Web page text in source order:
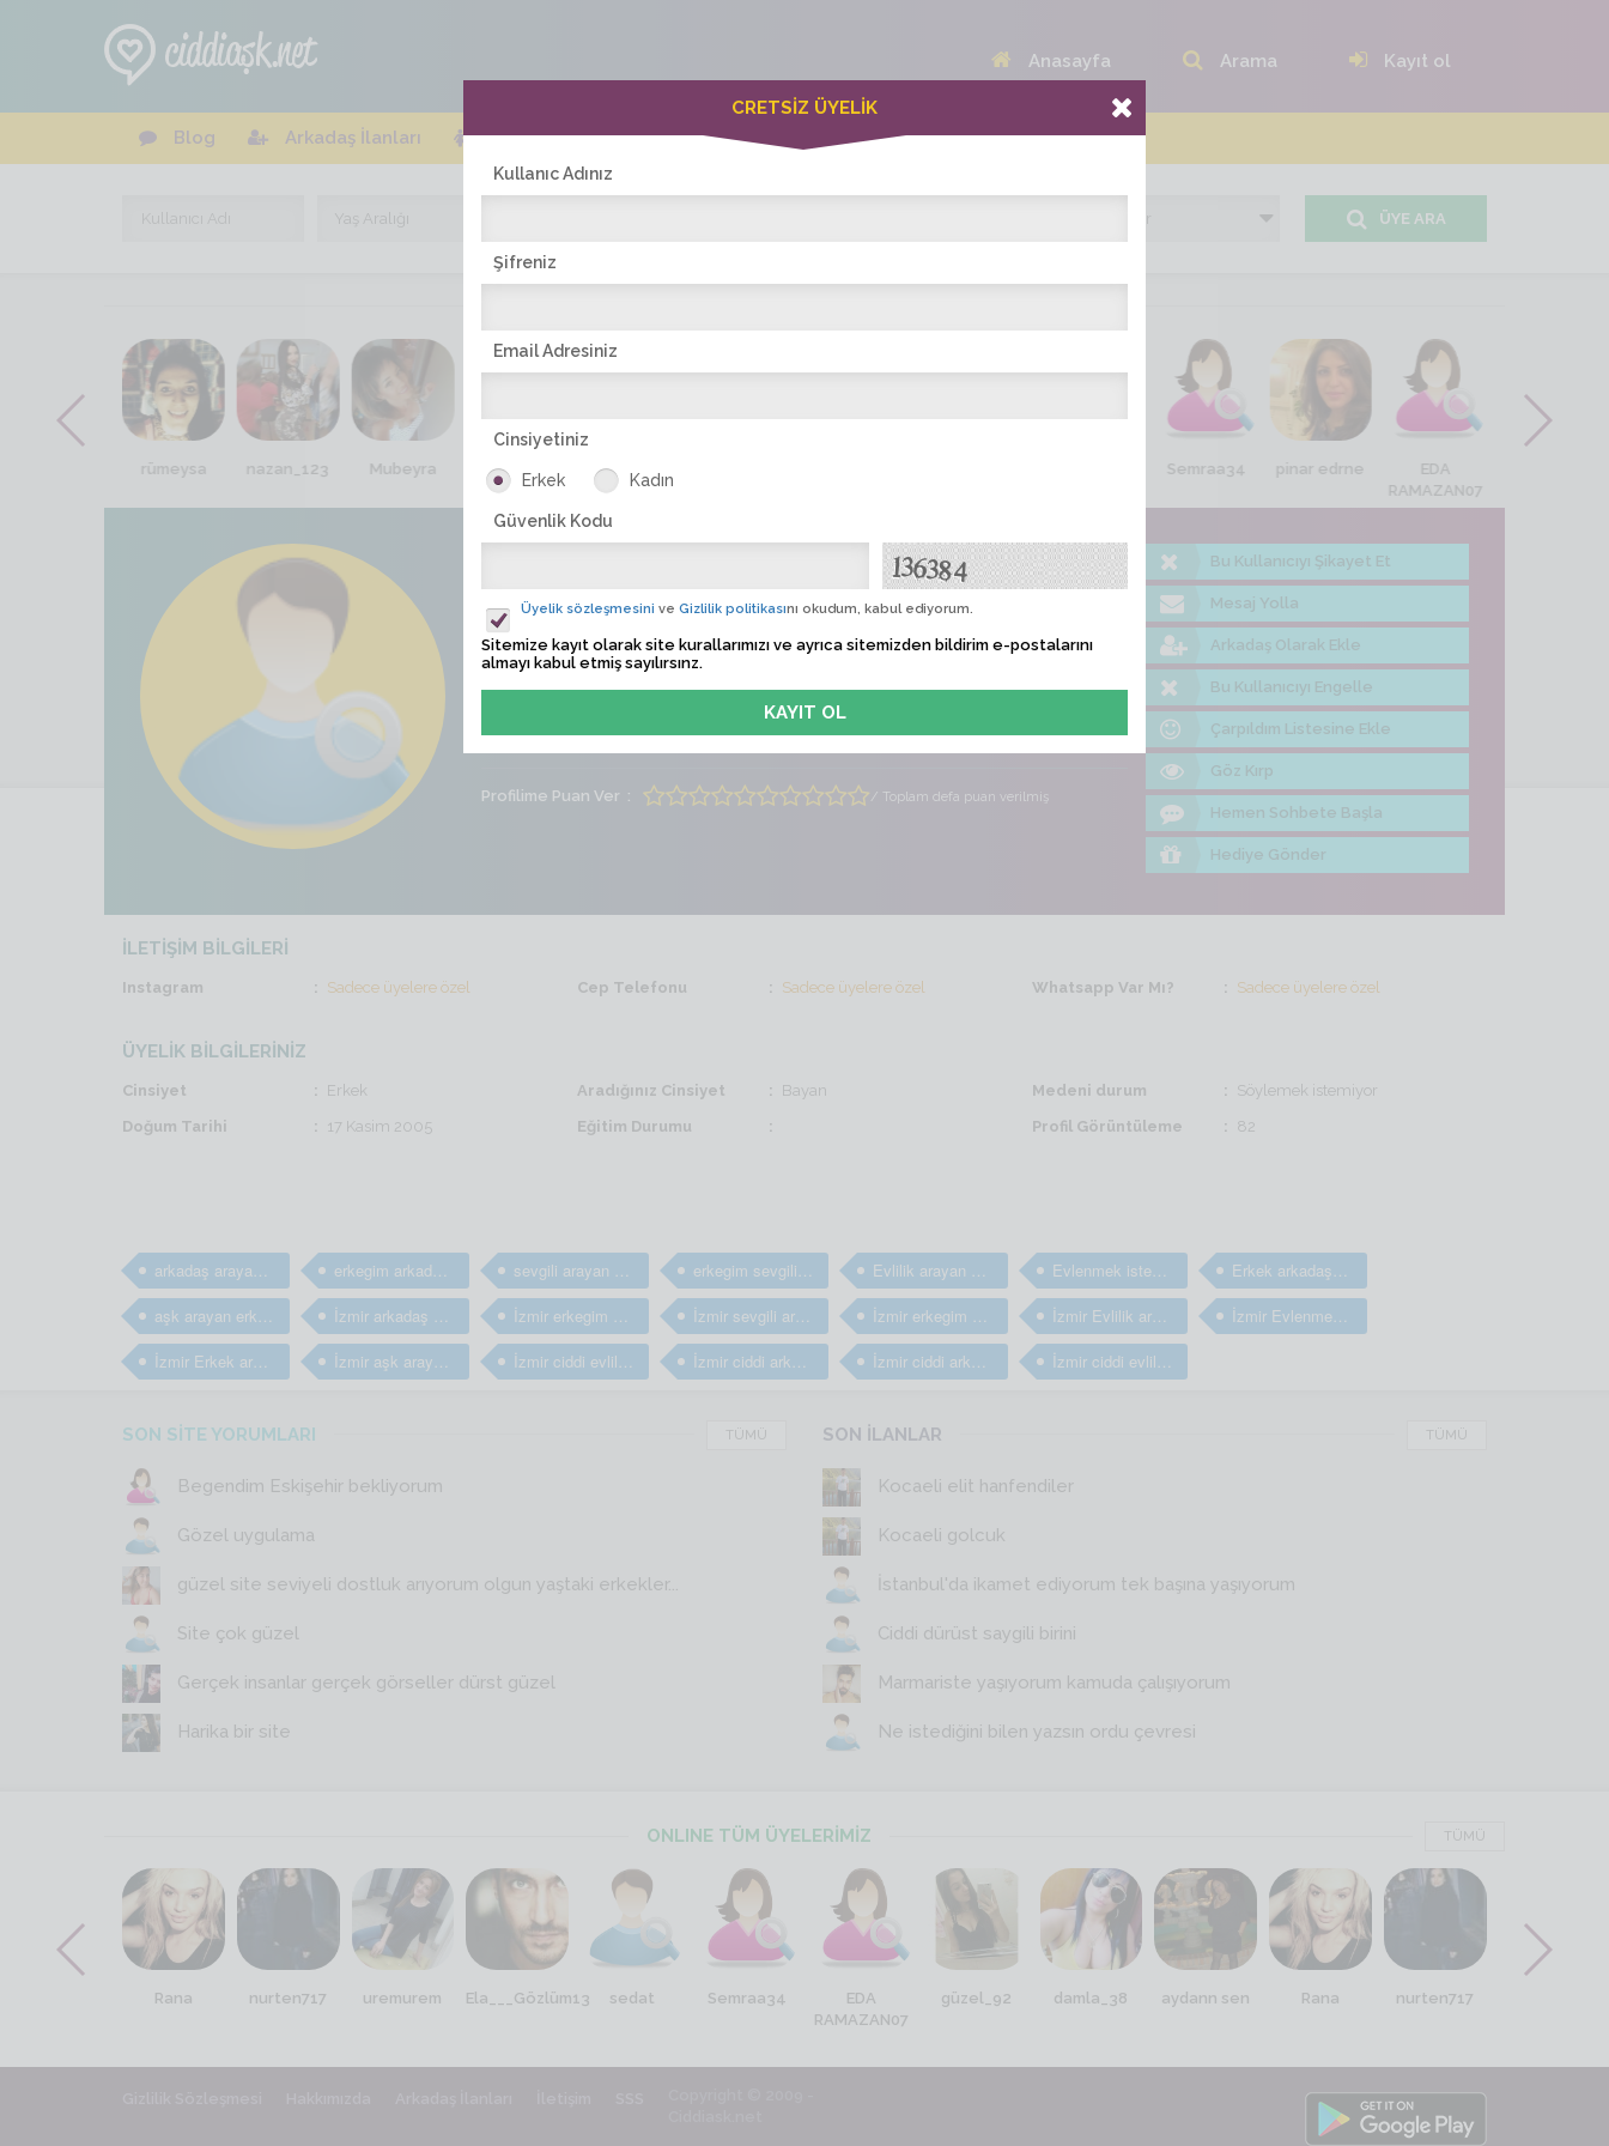
Anasayfa Arama Kayıt ol
Blog Arkadaş İlanları Online Bayanlar(280) Online Erkekler(374)
ÜYE ARA
rümeysa nazan_123 Mubeyra tan_selin bayb_86 Semraa34 pinar edrne
EDA
RAMAZAN07
Albüme Bak
Ziyaret Tarihi
Cinsiyeti Erkek Yaş 21
Profilime Puan Ver / Toplam defa puan verilmiş
Bu Kullanıcıyı Şikayet Et
Mesaj Yolla
Arkadaş Olarak Ekle
Bu Kullanıcıyı Engelle
Çarpıldım Listesine Ekle
Göz Kırp
Hemen Sohbete Başla
Hediye Gönder
İLETİŞİM BİLGİLERİ
Instagram Sadece üyelere özel Cep Telefonu Sadece üyelere özel Whatsapp Var Mı? Sadece üyelere özel
ÜYELİK BİLGİLERİNİZ
Cinsiyet Erkek Aradığınız Cinsiyet Bayan Medeni durum
Söylemek istemiyor
Doğum Tarihi
17 Kasim 2005 Eğitim Durumu Profil Görüntüleme 82
arkadaş arayan erkekler erkegim arkadaş arıyorum sevgili arayan erkekler erkegim sevgili arıyorum Evlilik arayan bay ve erkekler Evlenmek isteyen bay ve erkekler Erkek arkadaş bulma sitesi
aşk arayan erkekler İzmir arkadaş arayan erkekler İzmir erkegim arkadaş arıyorum İzmir sevgili arayan erkekler İzmir erkegim sevgili arıyorum İzmir Evlilik arayan bay ve erkekler İzmir Evlenmek isteyen bay ve erkekler
İzmir Erkek arkadaş bulma sitesi İzmir aşk arayan erkekler İzmir ciddi evlilik arayan erkekler İzmir ciddi arkadaş arayan erkekler İzmir ciddi arkadaşlık sitesi İzmir ciddi evlilik sitesi
SON SİTE YORUMLARI TÜMÜ
Begendim Eskişehir bekliyorum
Gözel uygulama
güzel site seviyeli dostluk arıyorum olgun yaştaki erkekler...
Site çok güzel
Gerçek insanlar gerçek görseller dürst güzel
Harika bir site
SON İLANLAR TÜMÜ
Kocaeli elit hanfendiler
Kocaeli golcuk
İstanbul'da ikamet ediyorum tek başına yaşıyorum
Ciddi dürüst saygili birini
Marmariste yaşıyorum kamuda çalışıyorum
Ne istediğini bilen yazsın ordu çevresi
ONLINE TÜM ÜYELERİMİZ TÜMÜ
Rana nurten717 uremurem Ela___Gözlüm13 sedat Semraa34
EDA
RAMAZAN07
güzel_92 damla_38 aydann sen Rana nurten717
CRETSİZ ÜYELİK
Kullanıc Adınız
Şifreniz
Email Adresiniz
Cinsiyetiniz
Erkek Kadın
Güvenlik Kodu
Üyelik sözleşmesini ve Gizlilik politikasını okudum, kabul ediyorum.
Sitemize kayıt olarak site kurallarımızı ve ayrıca sitemizden bildirim e-postalarını
almayı kabul etmiş sayılırsınz.